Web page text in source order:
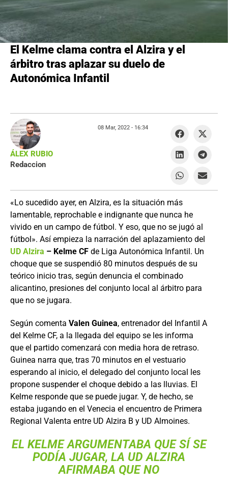
El Kelme clama contra el Alzira y el
árbitro tras aplazar su duelo de
Autonómica Infantil
«Lo sucedido ayer, en Alzira, es la situación más
lamentable, reprochable e indignante que nunca he
vivido en un campo de fútbol. Y eso, que no se jugó al
fútbol». Así empieza la narración del aplazamiento del
UD Alzira – Kelme CF de Liga Autonómica Infantil. Un
choque que se suspendió 80 minutos después de su
teórico inicio tras, según denuncia el combinado
alicantino, presiones del conjunto local al árbitro para
que no se jugara.
Según comenta Valen Guinea, entrenador del Infantil A
del Kelme CF, a la llegada del equipo se les informa
que el partido comenzará con media hora de retraso.
Guinea narra que, tras 70 minutos en el vestuario
esperando al inicio, el delegado del conjunto local les
propone suspender el choque debido a las lluvias. El
Kelme responde que se puede jugar. Y, de hecho, se
estaba jugando en el Venecia el encuentro de Primera
Regional Valenta entre UD Alzira B y UD Almoines.
EL KELME ARGUMENTABA QUE SÍ SE
PODÍA JUGAR, LA UD ALZIRA
AFIRMABA QUE NO
ÁLEX RUBIO
Redaccion
08 Mar, 2022 - 16:34